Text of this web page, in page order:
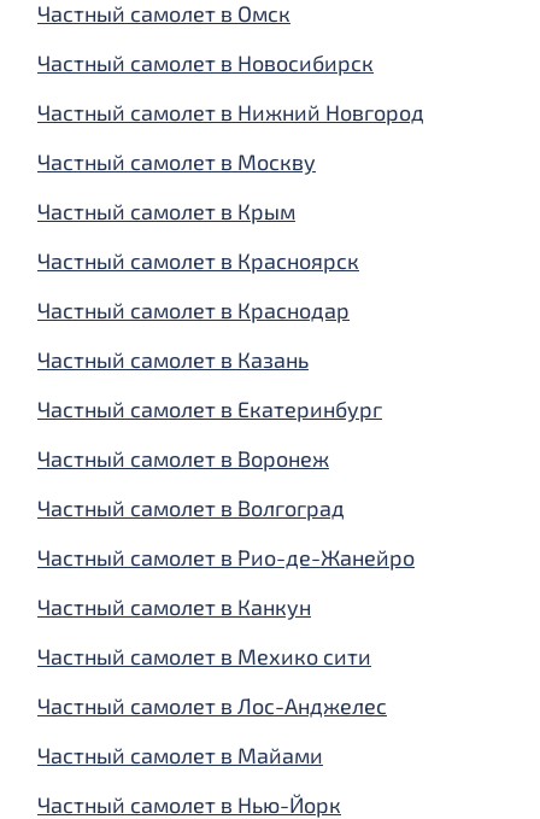
Частный самолет в Омск
Частный самолет в Новосибирск
Частный самолет в Нижний Новгород
Частный самолет в Москву
Частный самолет в Крым
Частный самолет в Красноярск
Частный самолет в Краснодар
Частный самолет в Казань
Частный самолет в Екатеринбург
Частный самолет в Воронеж
Частный самолет в Волгоград
Частный самолет в Рио-де-Жанейро
Частный самолет в Канкун
Частный самолет в Мехико сити
Частный самолет в Лос-Анджелес
Частный самолет в Майами
Частный самолет в Нью-Йорк